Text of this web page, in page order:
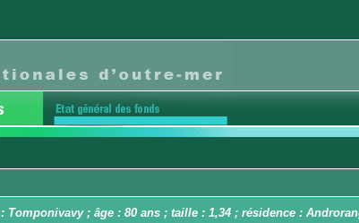
Tomponivavy ; âge : 80 ans ; taille : 1,34 ; résidence :